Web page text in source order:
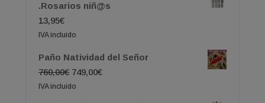
.Rosarios niñ@s
13,95€
IVA incluido
Paño Natividad del Señor
760,00€ El
precio
749,00€El
IVA incluido